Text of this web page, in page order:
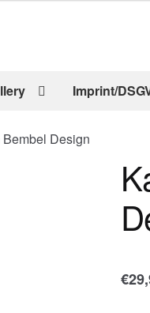
Imprint/
Design
€